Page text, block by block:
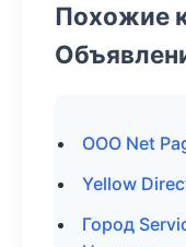
Похожие
ООО Net
Yellow
Город